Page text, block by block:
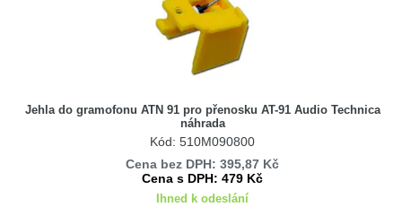
Jehla do gramofonu ATN 91 pro přenosku AT-91 Audio Technica
náhrada
Kód: 510M090800
Cena bez DPH: 395,87 Kč
Cena s DPH: 479 Kč
Ihned k odeslání